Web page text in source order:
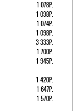
1 078Р.
1 098Р.
1 074Р.
1 098Р.
3 333Р.
1 700Р.
1 945Р.
1 420Р.
1 647Р.
1 570Р.